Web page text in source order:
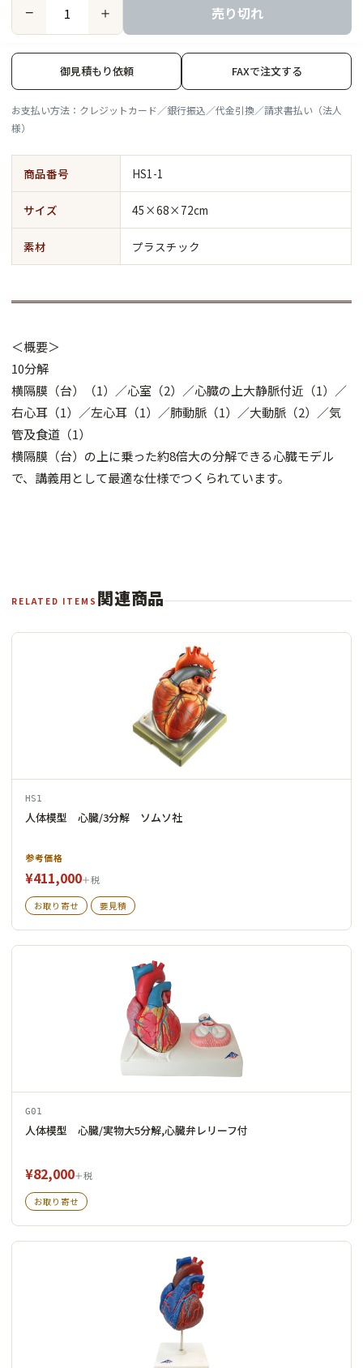
− ＋ 売り切れ
御見積もり依頼 FAXで注文する
お支払い方法：クレジットカード／銀行振込／代金引換／請求書払い（法人
様）
商品番号 HS1-1
サイズ 45×68×72cm
素材 プラスチック
＜概要＞
10分解
横隔膜（台）（1）／心室（2）／心臓の上大静脈付近（1）／
右心耳（1）／左心耳（1）／肺動脈（1）／大動脈（2）／気
管及食道（1）
横隔膜（台）の上に乗った約8倍大の分解できる心臓モデル
で、講義用として最適な仕様でつくられています。
RELATED ITEMS 関連商品
HS1
人体模型 心臓/3分解 ソムソ社
参考価格
¥411,000＋税
お取り寄せ 要見積
G01
人体模型 心臓/実物大5分解,心臓弁レリーフ付
¥82,000＋税
お取り寄せ